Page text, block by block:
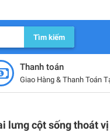
Tìm kiếm
Thanh toán
Giao Hàng & Thanh Toán
lưng cột sống thoát